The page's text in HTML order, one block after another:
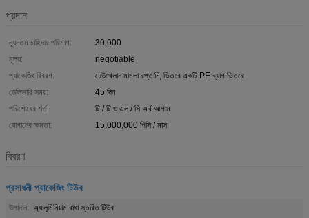
প্রদান
ন্যূনতম চাহিদার পরিমাণ:
30,000
মূল্য:
negotiable
প্যাকেজিং বিবরণ:
ঢেউখেলান মামলা রপ্তানি, ভিতরে একটি PE ব্যাগ ভিতরে
ডেলিভারি সময়:
45 দিন
পরিশোধের শর্ত:
টি / টি ও এল / সি অর্থ আগাম
যোগানের ক্ষমতা:
15,000,000 পিসি / মাস
বিবরণ
প্রসাধনী প্যাকেজিং টিউব
উপাদান: অ্যালুমিনিয়াম বাধা স্তরিত টিউব